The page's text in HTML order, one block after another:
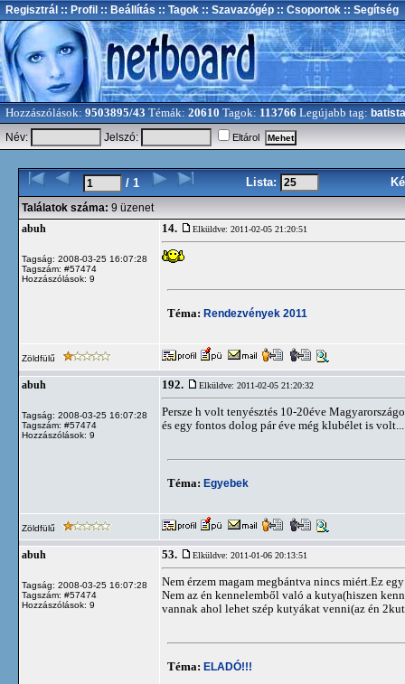
Regisztrál :: Profil :: Beállítás :: Tagok :: Szavazógép :: Csoportok :: Segítség
Hozzászólások: 9503895/43 Témák: 20610 Tagok: 113766 Legújabb tag: batista
Név:
Jelszó: Eltárol
/ 1 Lista:
Találatok száma: 9 üzenet
abuh
Tagság: 2008-03-25 16:07:28
Tagszám: #57474
Hozzászólások: 9
14. Elküldve: 2011-02-05 21:20:51
Téma: Rendezvények 2011
Zöldfülű
abuh
Tagság: 2008-03-25 16:07:28
Tagszám: #57474
Hozzászólások: 9
192. Elküldve: 2011-02-05 21:20:32
Persze h volt tenyésztés 10-20éve
és egy fontos dolog pár éve még klubélet is volt...
Téma: Egyebek
Zöldfülű
abuh
Tagság: 2008-03-25 16:07:28
Tagszám: #57474
Hozzászólások: 9
53. Elküldve: 2011-01-06 20:13:51
Nem érzem magam megbántva nincs miért.Ez
Nem az én kennelemből való a kutya(hiszen
vannak ahol lehet szép kutyákat venni(az én
Téma: ELADÓ!!!